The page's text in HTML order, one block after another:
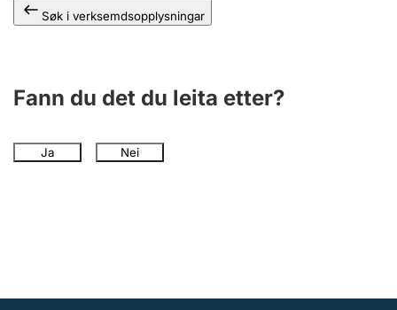
Søk i verksemdsopplysningar
Fann du det du leita etter?
Ja Nei